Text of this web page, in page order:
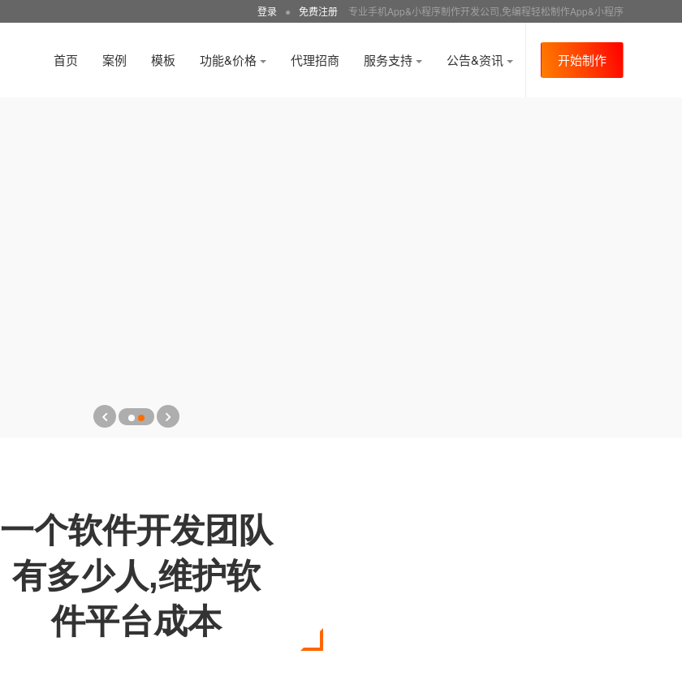
登录 ● 免费注册 专业手机App&小程序制作开发公司,免编程轻松制作App&小程序
首页 案例 模板 功能&价格 代理招商 服务支持 公告&资讯 开始制作
一个软件开发团队
有多少人,维护软
件平台成本